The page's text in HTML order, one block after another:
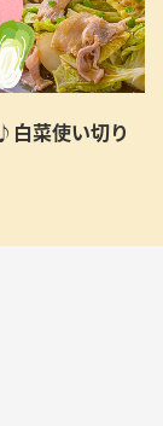
白菜使い切り